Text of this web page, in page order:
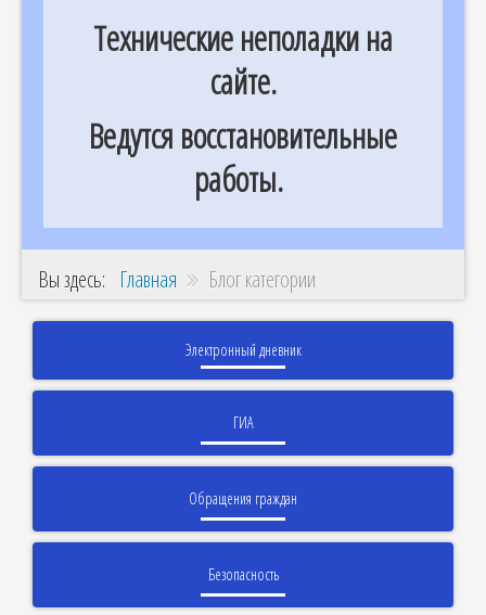
Технические неполадки на
сайте.
Ведутся восстановительные
работы.
Вы здесь: Главная Блог категории
Электронный дневник
ГИА
Обращения граждан
Безопасность